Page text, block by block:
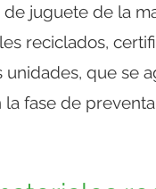
juguete de la
reciclados,
que se
la fase de